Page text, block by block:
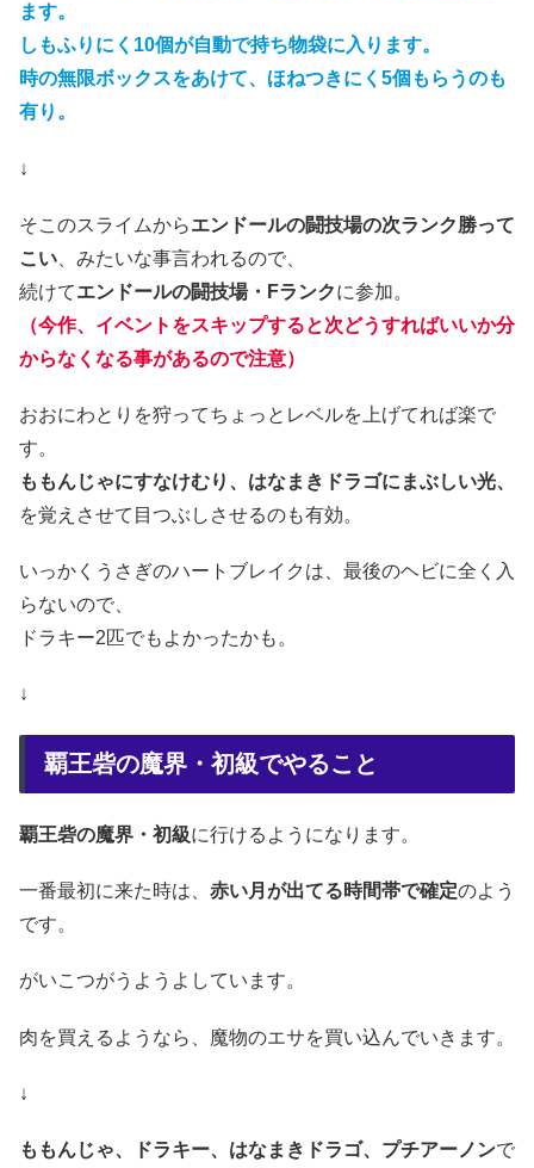
ます。
しもふりにく10個が自動で持ち物袋に入ります。
時の無限ボックスをあけて、ほねつきにく5個もらうのも
有り。
↓
そこのスライムからエンドールの闘技場の次ランク勝って
こい 、みたいな事言われるので、
続けてエンドールの闘技場・Fランクに参加。
（今作、イベントをスキップすると次どうすればいいか分
からなくなる事があるので注意）
おおにわとりを狩ってちょっとレベルを上げてれば楽で
す。
ももんじゃにすなけむり、はなまきドラゴにまぶしい光、
を覚えさせて目つぶしさせるのも有効。
いっかくうさぎのハートブレイクは、最後のヘビに全く入
らないので、
ドラキー2匹でもよかったかも。
↓
覇王砦の魔界・初級でやること
覇王砦の魔界・初級に行けるようになります。
一番最初に来た時は、 赤い月が出てる時間帯で確定のよう
です。
がいこつがうようよしています。
肉を買えるようなら、魔物のエサを買い込んでいきます。
↓
ももんじゃ、ドラキー、はなまきドラゴ、プチアーノンで